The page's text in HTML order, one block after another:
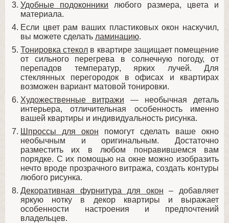
Удобные подоконники любого размера, цвета и
материала.
Если цвет рам ваших пластиковых окон наскучил,
вы можете сделать ламинацию.
Тонировка стекол в квартире защищает помещение
от сильного перегрева в солнечную погоду, от
перепадов температур, ярких лучей. Для
стеклянных перегородок в офисах и квартирах
возможен вариант матовой тонировки.
Художественные витражи — необычная деталь
интерьера, отличительная особенность именно
вашей квартиры и индивидуальность рисунка.
Шпроссы для окон помогут сделать ваше окно
необычным и оригинальным. Достаточно
разместить их в любом понравившемся вам
порядке. С их помощью на окне можно изобразить
нечто вроде прозрачного витража, создать контуры
любого рисунка.
Декоративная фурнитура для окон – добавляет
яркую нотку в декор квартиры и выражает
особенности настроения и предпочтений
владельцев.